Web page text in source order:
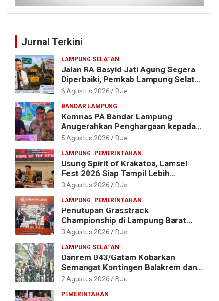
Jurnal Terkini
LAMPUNG SELATAN
Jalan RA Basyid Jati Agung Segera
Diperbaiki, Pemkab Lampung Selatan
Alokasikan Rp1,13 Miliar
6 Agustus 2026 BJe
BANDAR LAMPUNG
Komnas PA Bandar Lampung
Anugerahkan Penghargaan kepada
Kombes Pol. Alfret Jacob Tilukay
5 Agustus 2026 BJe
LAMPUNG PEMERINTAHAN
Usung Spirit of Krakatoa, Lamsel
Fest 2026 Siap Tampil Lebih
Spektakuler dengan Empat Event
3 Agustus 2026 BJe
LAMPUNG PEMERINTAHAN
Penutupan Grasstrack
Championship di Lampung Barat
Meriah, Dihadiri Ribuan Penonton; Ini
3 Agustus 2026 BJe
LAMPUNG SELATAN
Danrem 043/Gatam Kobarkan
Semangat Kontingen Balakrem dan
Yonif 143/TWEJ di Pembukaan
XXI/Radin Inten
2 Agustus 2026 BJe
PEMERINTAHAN